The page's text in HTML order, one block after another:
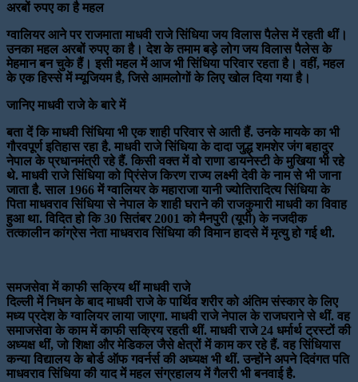
अरबों रुपए का है महल
ग्वालियर आने पर राजमाता माधवी राजे सिंधिया जय विलास पैलेस में रहती थीं।
उनका महल अरबों रुपए का है। देश के तमाम बड़े लोग जय विलास पैलेस के
मेहमान बन चुके हैं। इसी महल में आज भी सिंधिया परिवार रहता है। वहीं, महल
के एक हिस्से में म्यूजियम है, जिसे आमलोगों के लिए खोल दिया गया है।
जानिए माधवी राजे के बारे में
बता दें कि माधवी सिंधिया भी एक शाही परिवार से आती हैं. उनके मायके का भी
गौरवपूर्ण इतिहास रहा है. माधवी राजे सिंधिया के दादा जु्द्ध शमशेर जंग बहादुर
नेपाल के प्रधानमंत्री रहे हैं. किसी वक्त में वो राणा डायनेस्टी के मुखिया भी रहे
थे. माधवी राजे सिंधिया को प्रिंसेज किरण राज्य लक्ष्मी देवी के नाम से भी जाना
जाता है. साल 1966 में ग्वालियर के महाराजा यानी ज्योतिरादित्य सिंधिया के
पिता माधवराव सिंधिया से नेपाल के शाही घराने की राजकुमारी माधवी का विवाह
हुआ था. विदित हो कि 30 सितंबर 2001 को मैनपुरी (यूपी) के नजदीक
तत्कालीन कांग्रेस नेता माधवराव सिंधिया की विमान हादसे में मृत्यु हो गई थी.
समजसेवा में काफी सक्रिय थीं माधवी राजे
दिल्ली में निधन के बाद माधवी राजे के पार्थिव शरीर को अंतिम संस्कार के लिए
मध्य प्रदेश के ग्वालियर लाया जाएगा. माधवी राजे नेपाल के राजघराने से थीं. वह
समाजसेवा के काम में काफी सक्रिय रहती थीं. माधवी राजे 24 धर्मार्थ ट्रस्टों की
अध्यक्ष थीं, जो शिक्षा और मेडिकल जैसे क्षेत्रों में काम कर रहे हैं. वह सिंधियास
कन्या विद्यालय के बोर्ड ऑफ गवर्नर्स की अध्यक्ष भी थीं. उन्होंने अपने दिवंगत पति
माधवराव सिंधिया की याद में महल संग्रहालय में गैलरी भी बनवाई है.